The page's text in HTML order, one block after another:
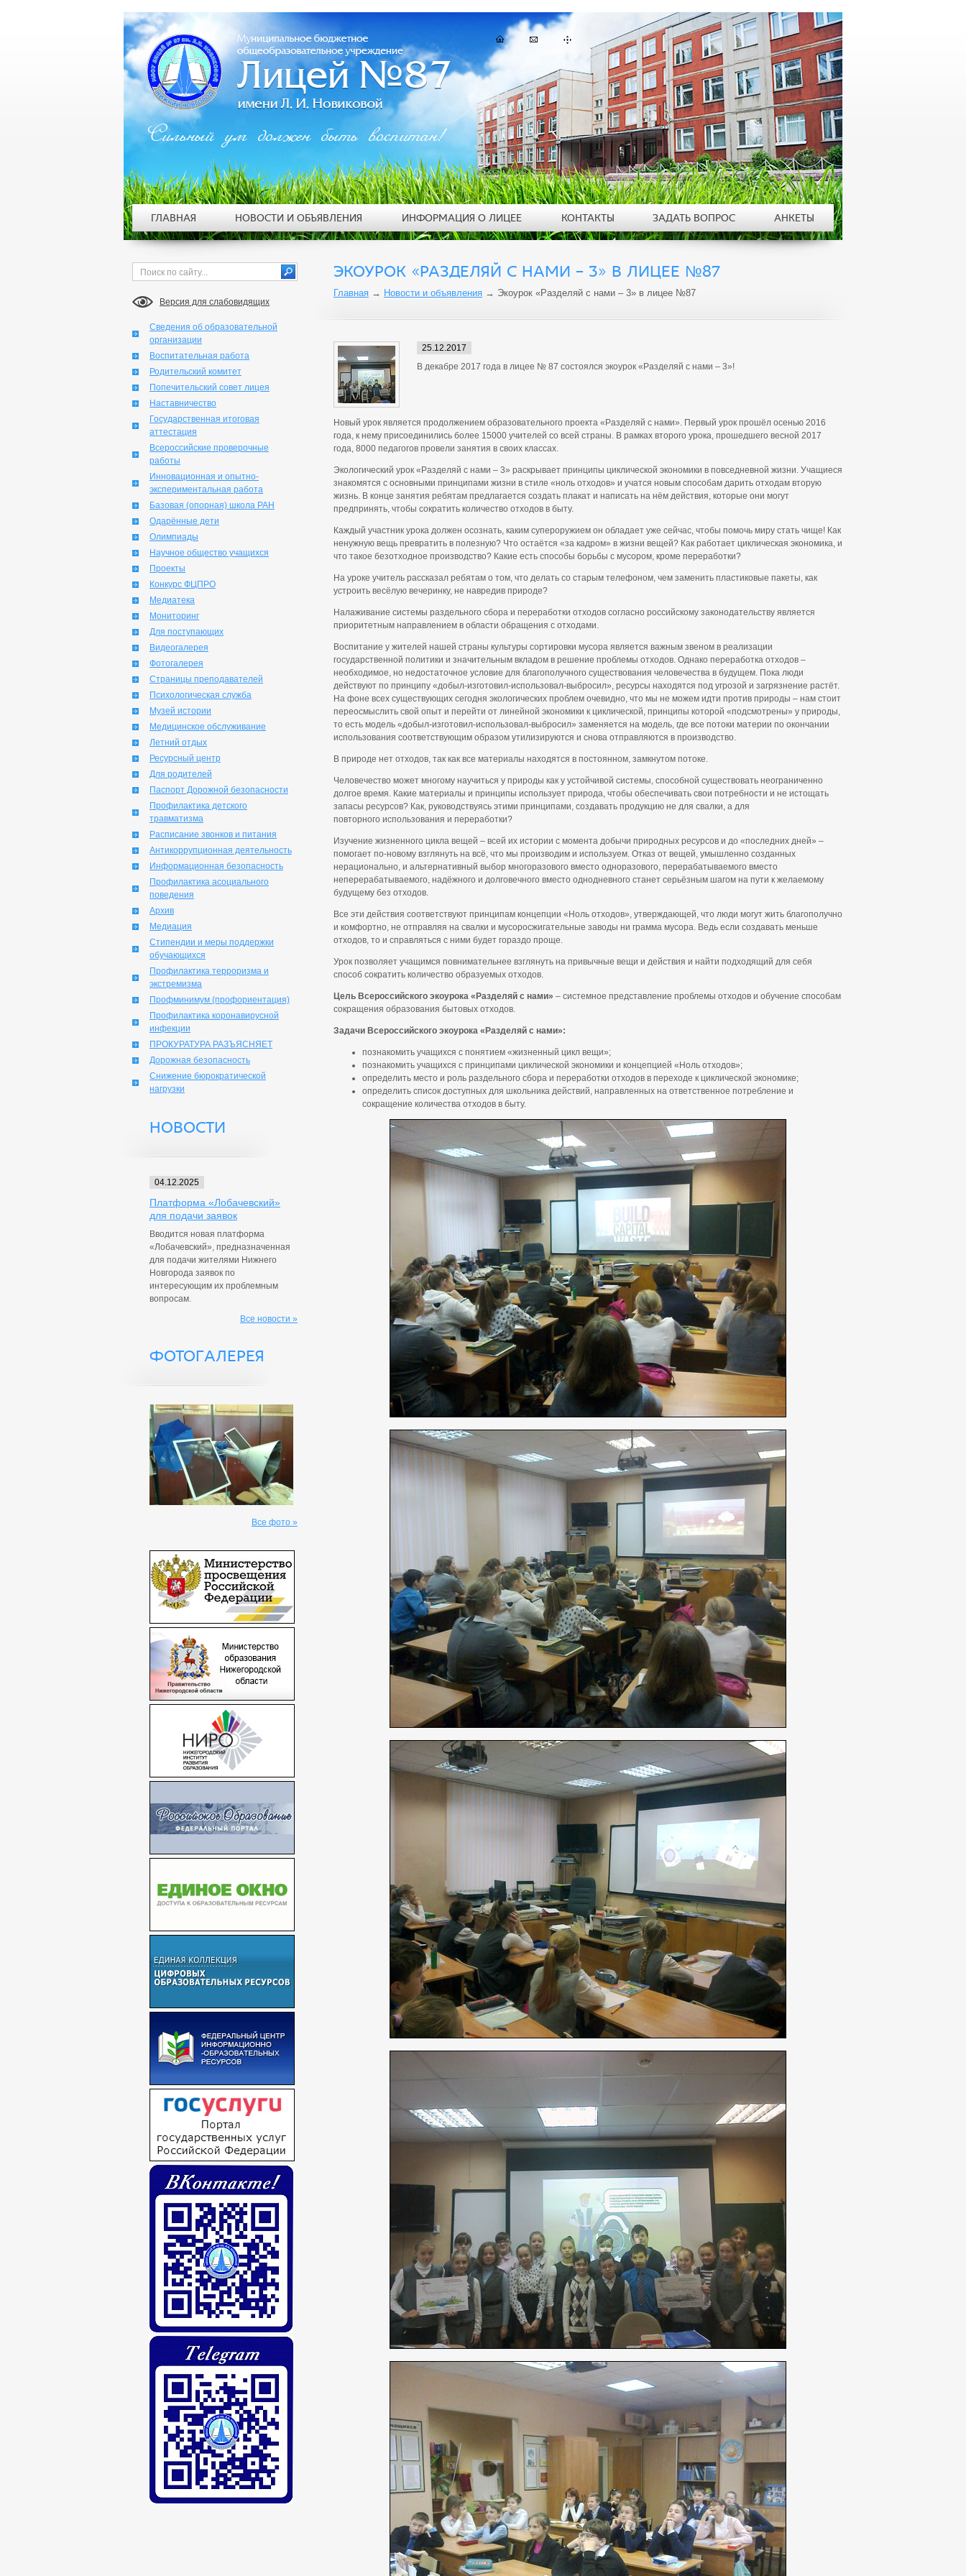
Версия для слабовидящих
Сведения об образовательной
организации
Воспитательная работа
Родительский комитет
Попечительский совет лицея
Наставничество
Государственная итоговая
аттестация
Всероссийские проверочные
работы
Инновационная и опытно-
экспериментальная работа
Базовая (опорная) школа РАН
Одарённые дети
Олимпиады
Научное общество учащихся
Проекты
Конкурс ФЦПРО
Медиатека
Мониторинг
Для поступающих
Видеогалерея
Фотогалерея
Страницы преподавателей
Психологическая служба
Музей истории
Медицинское обслуживание
Летний отдых
Ресурсный центр
Для родителей
Паспорт Дорожной безопасности
Профилактика детского
травматизма
Расписание звонков и питания
Антикоррупционная деятельность
Информационная безопасность
Профилактика асоциального
поведения
Архив
Медиация
Стипендии и меры поддержки
обучающихся
Профилактика терроризма и
экстремизма
Профминимум (профориентация)
Профилактика коронавирусной
инфекции
ПРОКУРАТУРА РАЗЪЯСНЯЕТ
Дорожная безопасность
Снижение бюрократической
нагрузки
НОВОСТИ
04.12.2025
Платформа «Лобачевский»
для подачи заявок
Вводится новая платформа
«Лобачевский», предназначенная
для подачи жителями Нижнего
Новгорода заявок по
интересующим их проблемным
вопросам.
Все новости »
ФОТОГАЛЕРЕЯ
Все фото »
ЭКОУРОК «РАЗДЕЛЯЙ С НАМИ – 3» В ЛИЦЕЕ №87
Главная → Новости и объявления → Экоурок «Разделяй с нами – 3» в лицее №87
25.12.2017
В декабре 2017 года в лицее № 87 состоялся экоурок «Разделяй с нами – 3»!
Новый урок является продолжением образовательного проекта «Разделяй с нами». Первый урок прошёл осенью 2016
года, к нему присоединились более 15000 учителей со всей страны. В рамках второго урока, прошедшего весной 2017
года, 8000 педагогов провели занятия в своих классах.
Экологический урок «Разделяй с нами – 3» раскрывает принципы циклической экономики в повседневной жизни. Учащиеся
знакомятся с основными принципами жизни в стиле «ноль отходов» и учатся новым способам дарить отходам вторую
жизнь. В конце занятия ребятам предлагается создать плакат и написать на нём действия, которые они могут
предпринять, чтобы сократить количество отходов в быту.
Каждый участник урока должен осознать, каким супероружием он обладает уже сейчас, чтобы помочь миру стать чище! Как
ненужную вещь превратить в полезную? Что остаётся «за кадром» в жизни вещей? Как работает циклическая экономика, и
что такое безотходное производство? Какие есть способы борьбы с мусором, кроме переработки?
На уроке учитель рассказал ребятам о том, что делать со старым телефоном, чем заменить пластиковые пакеты, как
устроить весёлую вечеринку, не навредив природе?
Налаживание системы раздельного сбора и переработки отходов согласно российскому законодательству является
приоритетным направлением в области обращения с отходами.
Воспитание у жителей нашей страны культуры сортировки мусора является важным звеном в реализации
государственной политики и значительным вкладом в решение проблемы отходов. Однако переработка отходов –
необходимое, но недостаточное условие для благополучного существования человечества в будущем. Пока люди
действуют по принципу «добыл-изготовил-использовал-выбросил», ресурсы находятся под угрозой и загрязнение растёт.
На фоне всех существующих сегодня экологических проблем очевидно, что мы не можем идти против природы – нам стоит
переосмыслить свой опыт и перейти от линейной экономики к циклической, принципы которой «подсмотрены» у природы,
то есть модель «добыл-изготовил-использовал-выбросил» заменяется на модель, где все потоки материи по окончании
использования соответствующим образом утилизируются и снова отправляются в производство.
В природе нет отходов, так как все материалы находятся в постоянном, замкнутом потоке.
Человечество может многому научиться у природы как у устойчивой системы, способной существовать неограниченно
долгое время. Какие материалы и принципы использует природа, чтобы обеспечивать свои потребности и не истощать
запасы ресурсов? Как, руководствуясь этими принципами, создавать продукцию не для свалки, а для
повторного использования и переработки?
Изучение жизненного цикла вещей – всей их истории с момента добычи природных ресурсов и до «последних дней» –
помогает по-новому взглянуть на всё, что мы производим и используем. Отказ от вещей, умышленно созданных
нерационально, и альтернативный выбор многоразового вместо одноразового, перерабатываемого вместо
неперерабатываемого, надёжного и долговечного вместо однодневного станет серьёзным шагом на пути к желаемому
будущему без отходов.
Все эти действия соответствуют принципам концепции «Ноль отходов», утверждающей, что люди могут жить благополучно
и комфортно, не отправляя на свалки и мусоросжигательные заводы ни грамма мусора. Ведь если создавать меньше
отходов, то и справляться с ними будет гораздо проще.
Урок позволяет учащимся повнимательнее взглянуть на привычные вещи и действия и найти подходящий для себя
способ сократить количество образуемых отходов.
Цель Всероссийского экоурока «Разделяй с нами» – системное представление проблемы отходов и обучение способам
сокращения образования бытовых отходов.
Задачи Всероссийского экоурока «Разделяй с нами»:
познакомить учащихся с понятием «жизненный цикл вещи»;
познакомить учащихся с принципами циклической экономики и концепцией «Ноль отходов»;
определить место и роль раздельного сбора и переработки отходов в переходе к циклической экономике;
определить список доступных для школьника действий, направленных на ответственное потребление и
сокращение количества отходов в быту.
Сильный ум должен быть воспитан!
ГЛАВНАЯ НОВОСТИ И ОБЪЯВЛЕНИЯ ИНФОРМАЦИЯ О ЛИЦЕЕ КОНТАКТЫ ЗАДАТЬ ВОПРОС АНКЕТЫ